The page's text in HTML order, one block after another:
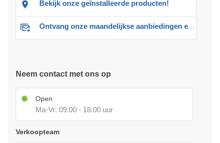
Bekijk onze geïnstalleerde producten!
Ontvang onze maandelijkse aanbiedingen en advies
Neem contact met ons op
Open
Ma-Vr: 09.00 - 18.00 uur
Verkoopteam